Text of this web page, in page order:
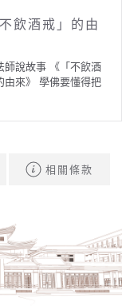
不飲酒戒」的由
師說故事 《「不飲酒
由來》 學佛要懂得把
相關條款